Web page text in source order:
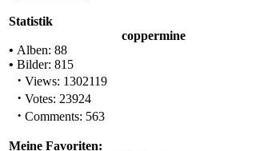
Statistik
coppermine
• Alben: 88
• Bilder: 815
· Views: 1302119
· Votes: 23924
· Comments: 563
Meine Favoriten: